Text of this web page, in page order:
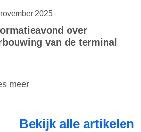
2025
over
van de terminal
meer
Bekijk alle artikelen